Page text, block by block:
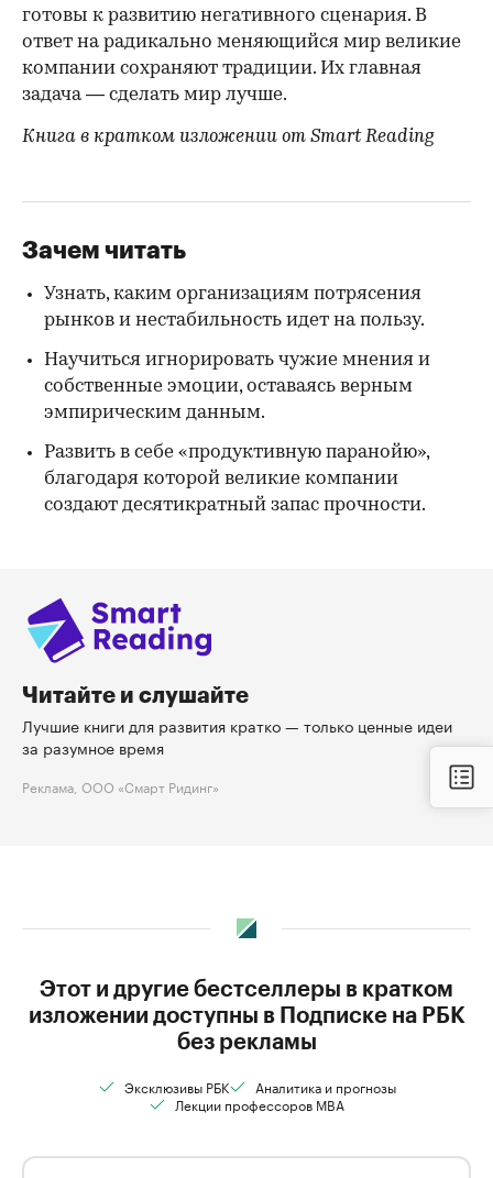
готовы к развитию негативного сценария. В
ответ на радикально меняющийся мир великие
компании сохраняют традиции. Их главная
задача — сделать мир лучше.
Книга в кратком изложении от Smart Reading
Зачем читать
Узнать, каким организациям потрясения
рынков и нестабильность идет на пользу.
Научиться игнорировать чужие мнения и
собственные эмоции, оставаясь верным
эмпирическим данным.
Развить в себе «продуктивную паранойю»,
благодаря которой великие компании
создают десятикратный запас прочности.
Читайте и слушайте
Лучшие книги для развития кратко — только ценные идеи
за разумное время
Реклама, ООО «Смарт Ридинг»
Этот и другие бестселлеры в кратком
изложении доступны в Подписке на РБК
без рекламы
Эксклюзивы РБК
Аналитика и прогнозы
Лекции профессоров MBA